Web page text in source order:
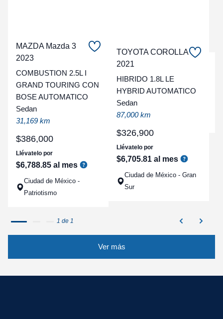
MAZDA Mazda 3
2023
COMBUSTION 2.5L I
GRAND TOURING CON
BOSE AUTOMATICO
Sedan
31,169 km
$386,000
Llévatelo por
$6,788.85 al mes
Ciudad de México -
Patriotismo
TOYOTA COROLLA
2021
HIBRIDO 1.8L LE
HYBRID AUTOMATICO
Sedan
87,000 km
$326,900
Llévatelo por
$6,705.81 al mes
Ciudad de México - Gran
Sur
1 de 1
Ver más